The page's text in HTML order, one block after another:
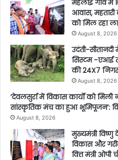
महलोई गांव में
आवास,
को मिल रहा
August 8, 2026
उदंती-
सिस्टम -एआई
की 24X7
August 8, 2026
’देवलसुर्रा में विकास कार्यों को
सांस्कृतिक मंच का हुआ भूमिपूजन’:
August 8, 2026
मुख्यमंत्री
विकास और
वित्त मंत्री ओपी